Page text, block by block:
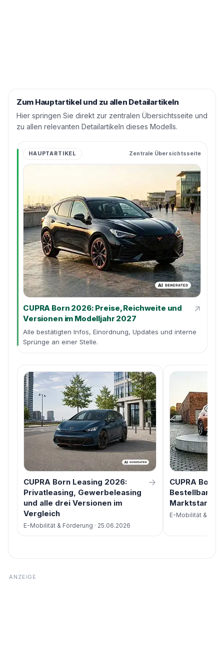
Zum Hauptartikel und zu allen Detailartikeln
Hier springen Sie direkt zur zentralen Übersichtsseite und
zu allen relevanten Detailartikeln dieses Modells.
HAUPTARTIKEL Zentrale Übersichtsseite
CUPRA Born 2026: Preise, Reichweite und
Versionen im Modelljahr 2027
↗
Alle bestätigten Infos, Einordnung, Updates und interne
Sprünge an einer Stelle.
CUPRA Born Leasing 2026:
Privatleasing, Gewerbeleasing
und alle drei Versionen im
Vergleich
→
E-Mobilität & Förderung · 25.06.2026
CUPRA Born
Bestellbar,
Marktstart
E-Mobilität &